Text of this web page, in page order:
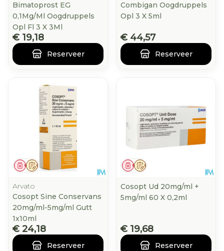
Bimatoprost EG
0,1Mg/Ml Oogdruppels
Opl Fl 3 X 3Ml
€ 19,18
Reserveer
Combigan Oogdruppels
Opl 3 X 5ml
€ 44,57
Reserveer
Op voorschrift
Geneesmiddel
Arvato
Cosopt Sine Conservans
20mg/ml-5mg/ml Gutt
1x10ml
€ 24,18
Reserveer
Op voorschrift
Geneesmiddel
Cosopt Ud 20mg/ml +
5mg/ml 60 X 0,2ml
€ 19,68
Reserveer